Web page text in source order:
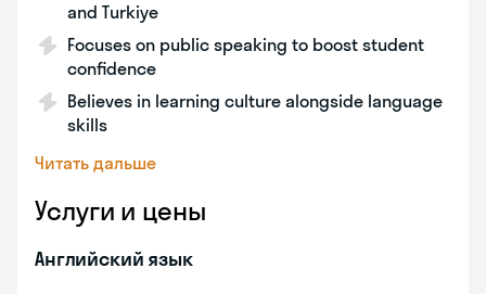
and Turkiye
Focuses on public speaking to boost student
confidence
Believes in learning culture alongside language
skills
Читать дальше
Услуги и цены
Английский язык